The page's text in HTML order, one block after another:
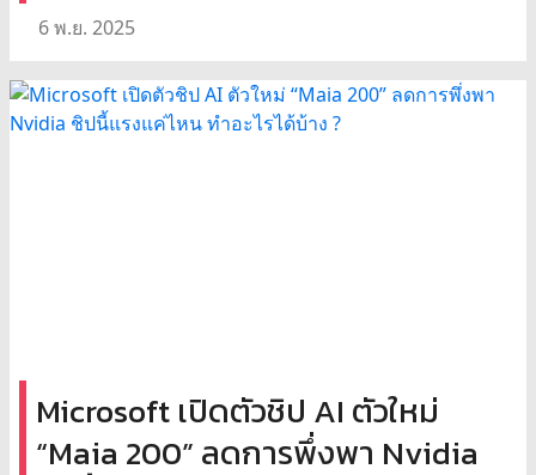
6 พ.ย. 2025
Microsoft เปิดตัวชิป AI ตัวใหม่
“Maia 200” ลดการพึ่งพา Nvidia